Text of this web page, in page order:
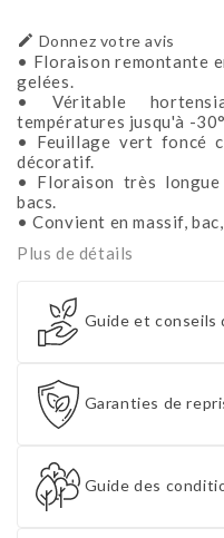
 Donnez votre avis
• Floraison remontante
gelées.
• Véritable
températures jusqu'à -
• Feuillage vert foncé
décoratif.
• Floraison très
bacs.
• Convient en massif,
Plus de détails
Guide et conseils
Garanties de
Guide des